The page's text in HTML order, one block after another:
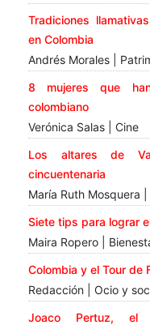
Tradiciones
en Colombia
Andrés Morales |
8 mujeres que
colombiano
Verónica Salas | Cine
Los altares de
cincuentenaria
María Ruth Mosquera
Siete tips para lograr
Maira Ropero |
Colombia y el Tour de
Redacción | Ocio y
Joaco Pertuz, el